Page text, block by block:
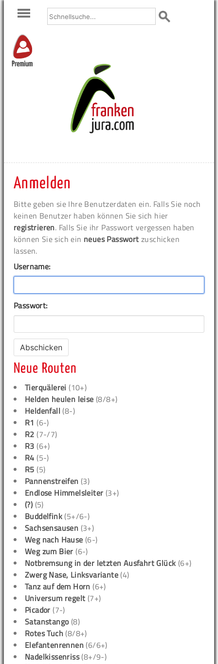
Premium
Anmelden
Bitte geben sie Ihre Benutzerdaten ein. Falls Sie noch
keinen Benutzer haben können Sie sich hier
registrieren. Falls Sie ihr Passwort vergessen haben
können Sie sich ein neues Passwort zuschicken
lassen.
Username:
Passwort:
Neue Routen
Tierquälerei (10+)
Helden heulen leise (8/8+)
Heldenfall (8-)
R1 (6-)
R2 (7-/7)
R3 (6+)
R4 (5-)
R5 (5)
Pannenstreifen (3)
Endlose Himmelsleiter (3+)
(?) (5)
Buddelfink (5+/6-)
Sachsensausen (3+)
Weg nach Hause (6-)
Weg zum Bier (6-)
Notbremsung in der letzten Ausfahrt Glück (6+)
Zwerg Nase, Linksvariante (4)
Tanz auf dem Horn (6+)
Universum regelt (7+)
Picador (7-)
Satanstango(8)
Rotes Tuch (8/8+)
Elefantenrennen (6/6+)
Nadelkissenriss(8+/9-)